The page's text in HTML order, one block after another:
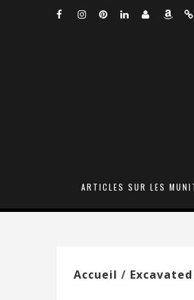
ARTICLES SUR LES
Accueil /